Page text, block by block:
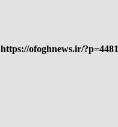
https://ofoghnews.ir/